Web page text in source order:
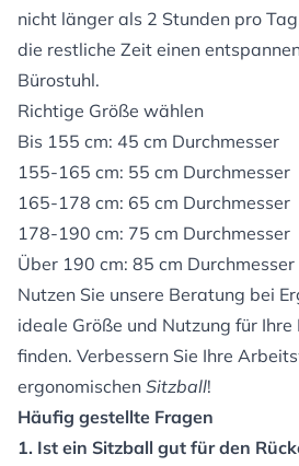
nicht länger als 2 Stunden pro
die restliche Zeit einen
Bürostuhl.
Richtige Größe wählen
Bis 155 cm: 45 cm Durchmesser
155-165 cm: 55 cm Durchmesser
165-178 cm: 65 cm Durchmesser
178-190 cm: 75 cm Durchmesser
Über 190 cm: 85 cm Durchmesser
Nutzen Sie unsere Beratung bei
ideale Größe und Nutzung für Ihre
finden. Verbessern Sie Ihre
ergonomischen Sitzball!
Häufig gestellte Fragen
1. Ist ein Sitzball gut für den